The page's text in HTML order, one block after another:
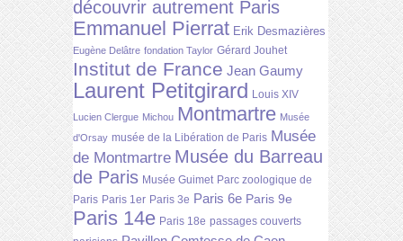
découvrir autrement Paris
Emmanuel Pierrat Erik Desmazières
Eugène Delâtre fondation Taylor Gérard Jouhet
Institut de France Jean Gaumy
Laurent Petitgirard Louis XIV
Lucien Clergue Michou Montmartre Musée
d'Orsay musée de la Libération de Paris Musée
de Montmartre Musée du Barreau
de Paris Musée Guimet Parc zoologique de
Paris Paris 1er Paris 3e Paris 6e Paris 9e
Paris 14e Paris 18e passages couverts